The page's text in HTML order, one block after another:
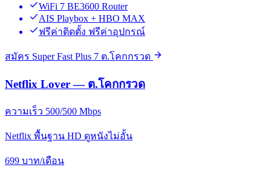
WiFi 7 BE3600 Router
AIS Playbox + HBO MAX
ฟรีค่าติดตั้ง ฟรีค่าอุปกรณ์
สมัคร Super Fast Plus 7 ต.โคกกรวด
Netflix Lover — ต.โคกกรวด
ความเร็ว 500/500 Mbps
Netflix พื้นฐาน HD ดูหนังไม่อั้น
699 บาท/เดือน